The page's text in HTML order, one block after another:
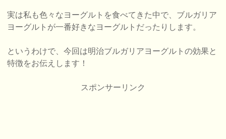
実は私も色々なヨーグルトを食べてきた中で、ブルガリア
ヨーグルトが一番好きなヨーグルトだったりします。
というわけで、今回は明治ブルガリアヨーグルトの効果と
特徴をお伝えします！
スポンサーリンク